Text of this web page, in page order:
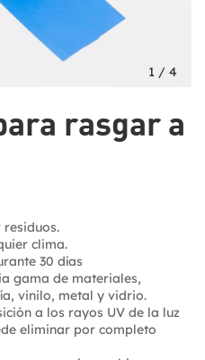
rasgar a
residuos.
clima.
30 días
gama de materiales,
vinilo, metal y vidrio.
a los rayos UV de la luz
eliminar por completo
1 / 4